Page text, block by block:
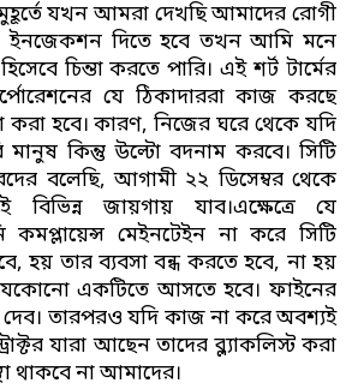
যখন আমরা দেখছি আমাদের রোগী
ইনজেকশন দিতে হবে তখন আমি মনে
চিন্তা করতে পারি। এই শর্ট টার্মের
যে ঠিকাদাররা কাজ করছে
করা হবে। কারণ, নিজের ঘরে থেকে যদি
কিন্তু উল্টো বদনাম করবে। সিটি
বলেছি, আগামী ২২ ডিসেম্বর থেকে
জায়গায় যাব।এক্ষেত্রে যে
কমপ্লায়েন্স মেইনটেইন না করে সিটি
হয় তার ব্যবসা বন্ধ করতে হবে, না হয়
যেকোনো একটিতে আসতে হবে। ফাইনের
তারপরও যদি কাজ না করে অবশ্যই
যারা আছেন তাদের ব্ল্যাকলিস্ট করা
থাকবে না আমাদের।